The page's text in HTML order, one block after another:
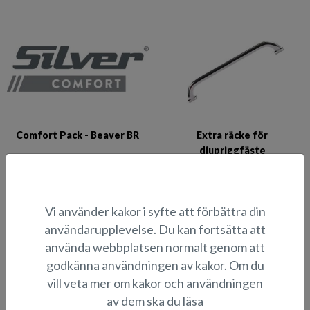
Comfort Pack - Beaver BR
Extra räcke för
djupriggfäste
Flaggstång med fästen
(Beaver/Fox 2020-)
Fäste för frontmonterad
elmotor (Beaver BR)
Vi använder kakor i syfte att förbättra din
användarupplevelse. Du kan fortsätta att
använda webbplatsen normalt genom att
godkänna användningen av kakor. Om du
vill veta mer om kakor och användningen
av dem ska du läsa